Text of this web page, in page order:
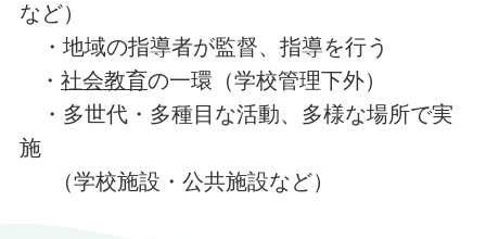
など）
・地域の指導者が監督、指導を行う
・ 社会教育の一環（学校管理下外）
・多世代・多種目な活動、多様な場所で実
施
（学校施設・公共施設など）